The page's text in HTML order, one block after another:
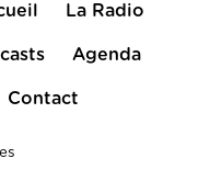
La Radio
Agenda
Contact